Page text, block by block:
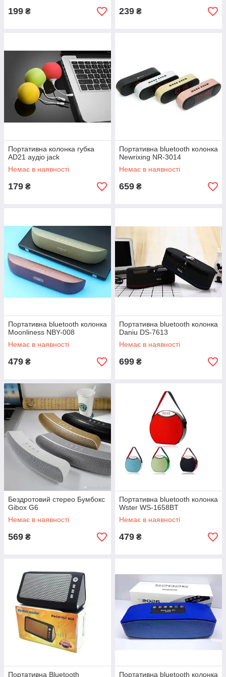
199 ₴ 239 ₴
Портативна колонка губка
AD21 аудіо jack
Немає в наявності
179 ₴
Портативна bluetooth колонка
Newrixing NR-3014
Немає в наявності
659 ₴
Портативна bluetooth колонка
Moonliness NBY-008
Немає в наявності
479 ₴
Портативна bluetooth колонка
Daniu DS-7613
Немає в наявності
699 ₴
Бездротовий стерео Бумбокс
Gibox G6
Немає в наявності
569 ₴
Портативна bluetooth колонка
Wster WS-1658BT
Немає в наявності
479 ₴
Портативна Bluetooth Портативна bluetooth колонка